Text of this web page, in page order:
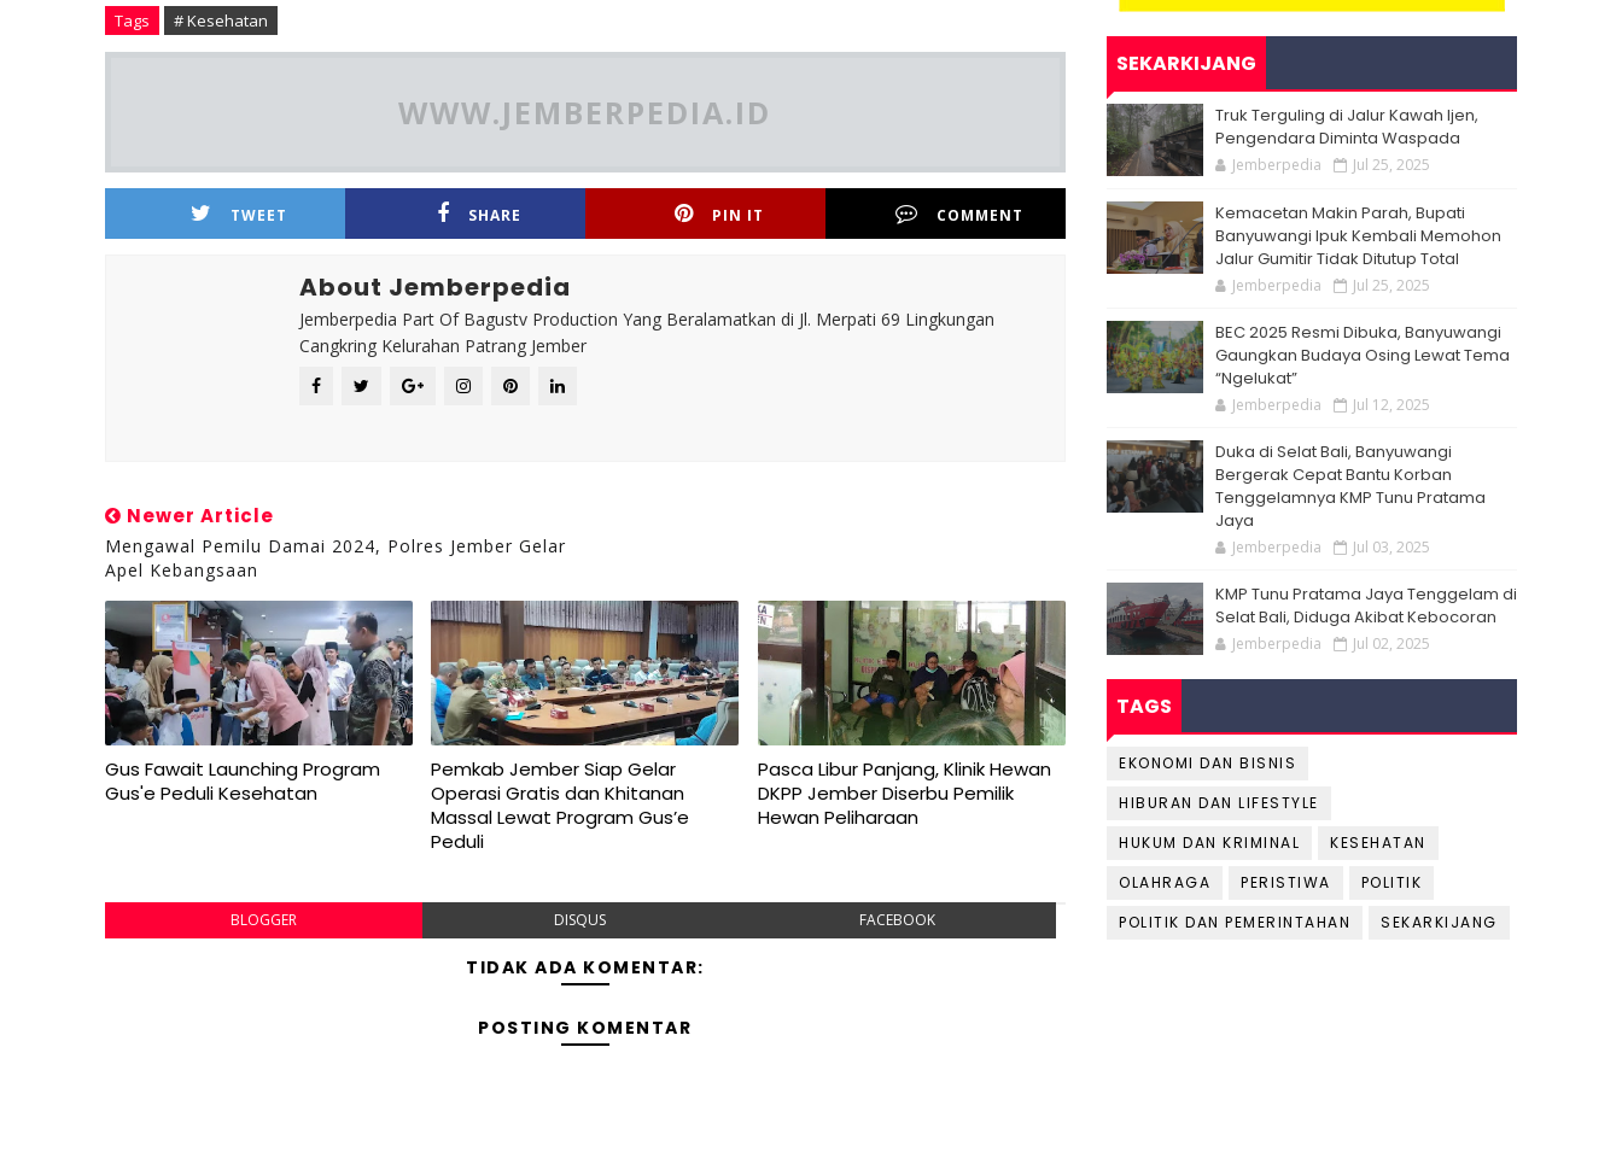
Tags # Kesehatan
WWW.JEMBERPEDIA.ID
TWEET SHARE PIN IT COMMENT
About Jemberpedia
Jemberpedia Part Of Bagustv Production Yang Beralamatkan di Jl. Merpati 69 Lingkungan
Cangkring Kelurahan Patrang Jember
Newer Article
Mengawal Pemilu Damai 2024, Polres Jember Gelar
Apel Kebangsaan
Gus Fawait Launching Program
Gus'e Peduli Kesehatan
Pemkab Jember Siap Gelar
Operasi Gratis dan Khitanan
Massal Lewat Program Gus’e
Peduli
Pasca Libur Panjang, Klinik Hewan
DKPP Jember Diserbu Pemilik
Hewan Peliharaan
BLOGGER DISQUS FACEBOOK
TIDAK ADA KOMENTAR:
POSTING KOMENTAR
SEKARKIJANG
Truk Terguling di Jalur Kawah Ijen,
Pengendara Diminta Waspada
Jemberpedia Jul 25, 2025
Kemacetan Makin Parah, Bupati
Banyuwangi Ipuk Kembali Memohon
Jalur Gumitir Tidak Ditutup Total
Jemberpedia Jul 25, 2025
BEC 2025 Resmi Dibuka, Banyuwangi
Gaungkan Budaya Osing Lewat Tema
“Ngelukat”
Jemberpedia Jul 12, 2025
Duka di Selat Bali, Banyuwangi
Bergerak Cepat Bantu Korban
Tenggelamnya KMP Tunu Pratama
Jaya
Jemberpedia Jul 03, 2025
KMP Tunu Pratama Jaya Tenggelam di
Selat Bali, Diduga Akibat Kebocoran
Jemberpedia Jul 02, 2025
TAGS
EKONOMI DAN BISNIS
HIBURAN DAN LIFESTYLE
HUKUM DAN KRIMINAL
KESEHATAN
OLAHRAGA
PERISTIWA
POLITIK
POLITIK DAN PEMERINTAHAN
SEKARKIJANG